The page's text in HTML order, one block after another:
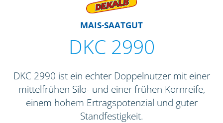
MAIS-SAATGUT
DKC 2990
DKC 2990 ist ein echter Doppelnutzer mit einer
mittelfrühen Silo- und einer frühen Kornreife,
einem hohem Ertragspotenzial und guter
Standfestigkeit.